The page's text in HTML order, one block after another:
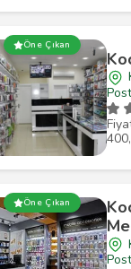
Öne Çıkan
Öne Çıkan